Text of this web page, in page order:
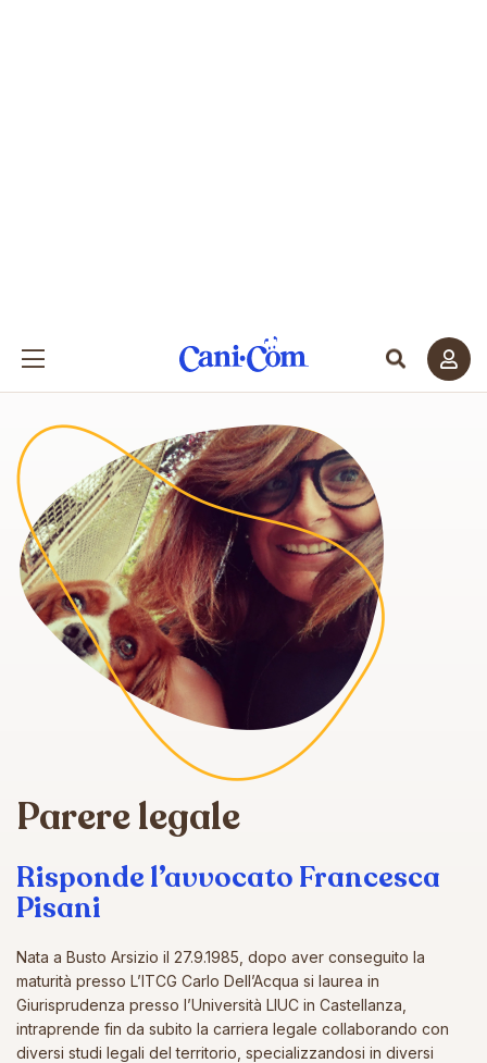
Parere legale
Risponde l’avvocato Francesca
Pisani
Nata a Busto Arsizio il 27.9.1985, dopo aver conseguito la
maturità presso L’ITCG Carlo Dell’Acqua si laurea in
Giurisprudenza presso l’Università LIUC in Castellanza,
intraprende fin da subito la carriera legale collaborando con
diversi studi legali del territorio, specializzandosi in diversi